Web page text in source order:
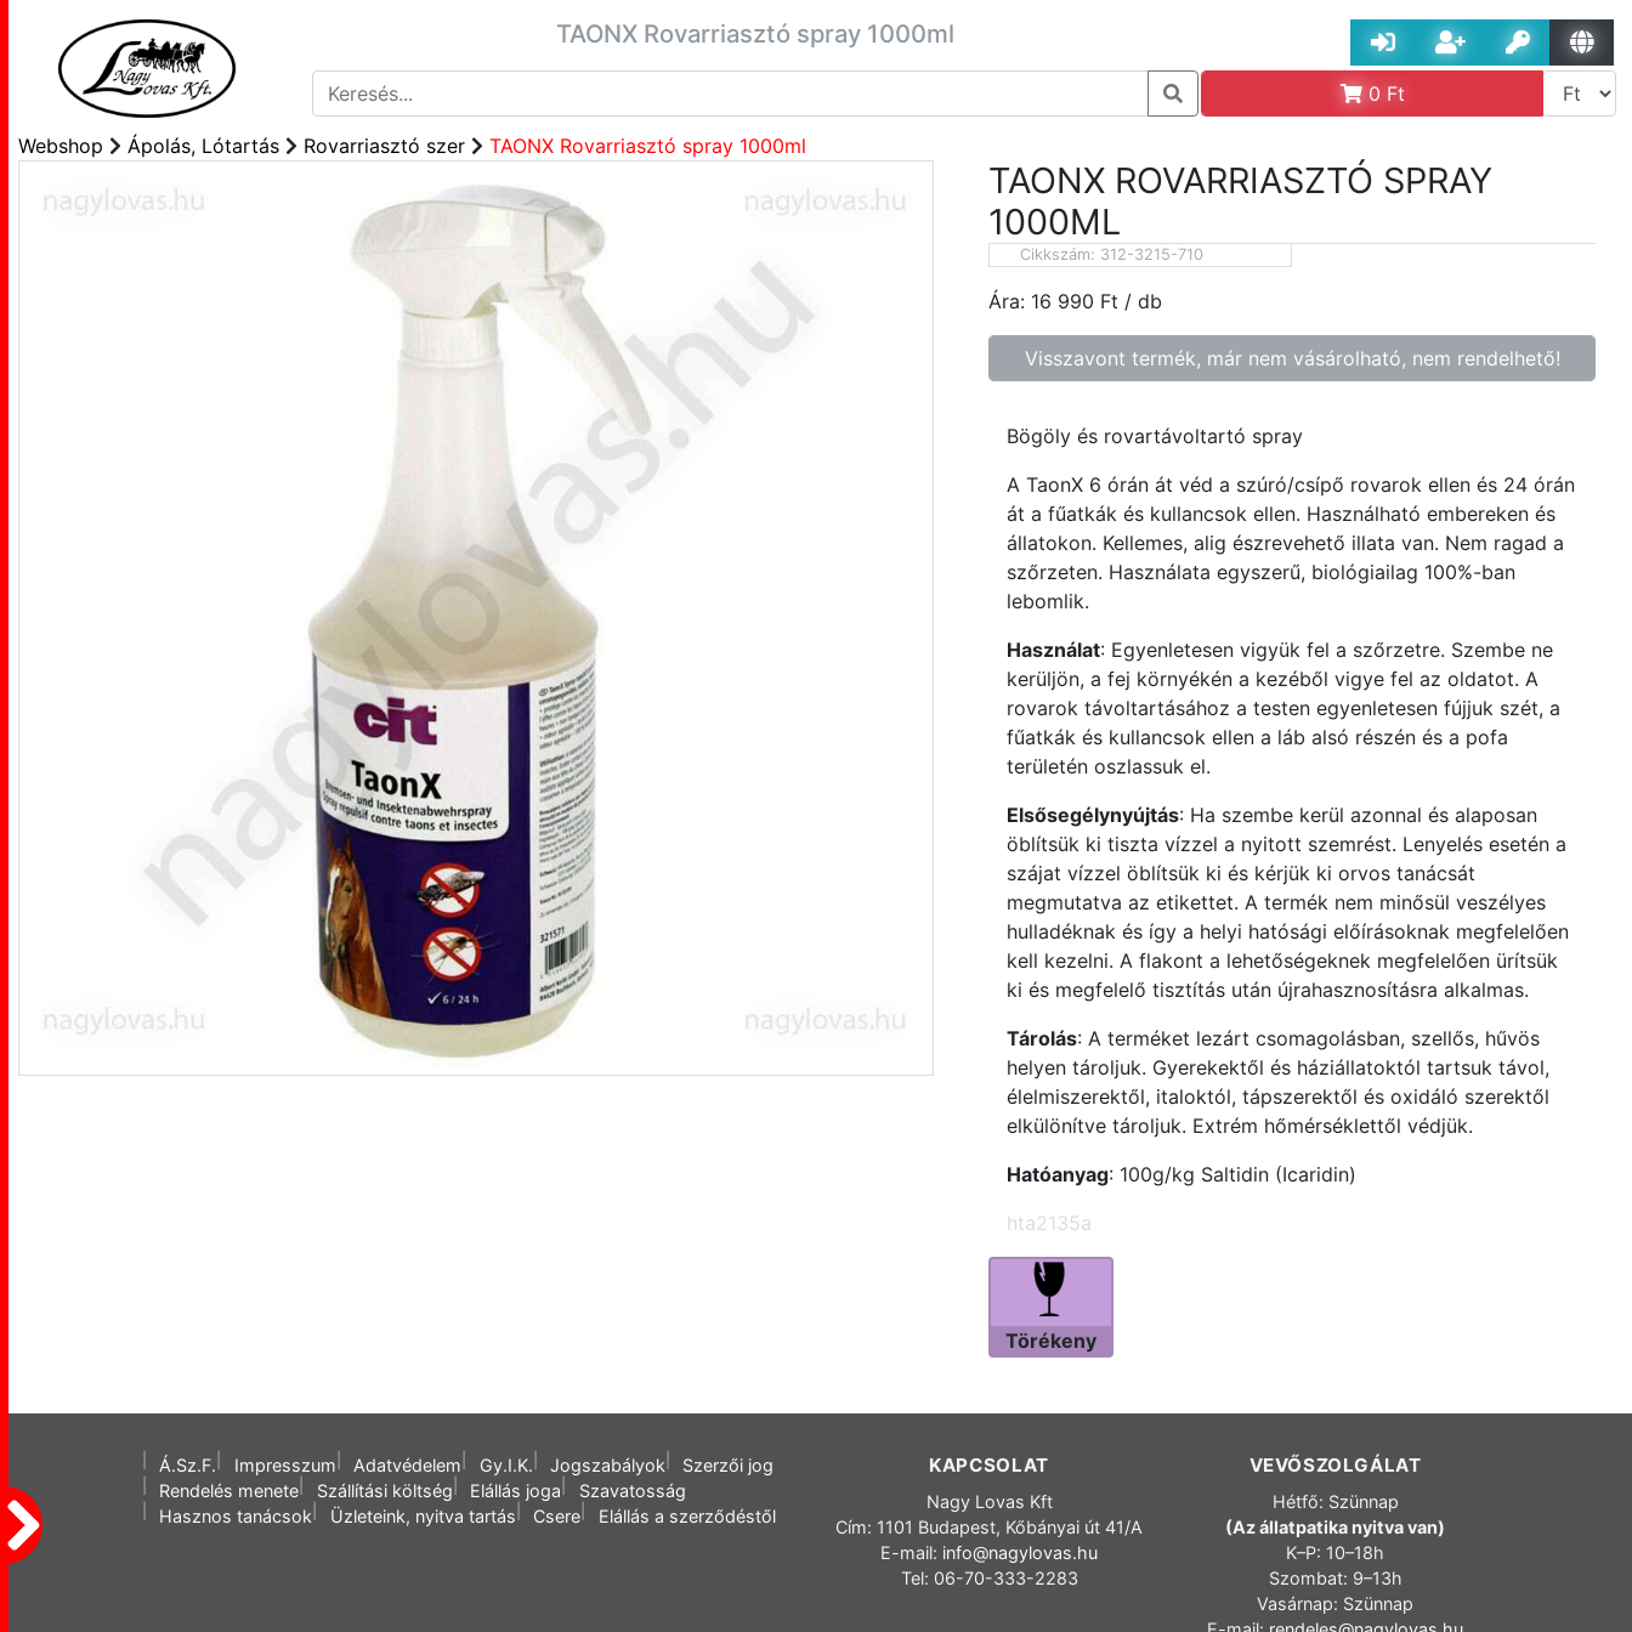
TAONX Rovarriasztó spray 1000ml
0 Ft
Webshop Ápolás, Lótartás Rovarriasztó szer TAONX Rovarriasztó spray 1000ml
TAONX ROVARRIASZTÓ SPRAY
1000ML
Cikkszám: 312-3215-710
Ára: 16 990 Ft / db
Visszavont termék, már nem vásárolható, nem rendelhető!
Bögöly és rovartávoltartó spray
A TaonX 6 órán át véd a szúró/csípő rovarok ellen és 24 órán
át a fűatkák és kullancsok ellen. Használható embereken és
állatokon. Kellemes, alig észrevehető illata van. Nem ragad a
szőrzeten. Használata egyszerű, biológiailag 100%-ban
lebomlik.
Használat: Egyenletesen vigyük fel a szőrzetre. Szembe ne
kerüljön, a fej környékén a kezéből vigye fel az oldatot. A
rovarok távoltartásához a testen egyenletesen fújjuk szét, a
fűatkák és kullancsok ellen a láb alsó részén és a pofa
területén oszlassuk el.
Elsősegélynyújtás: Ha szembe kerül azonnal és alaposan
öblítsük ki tiszta vízzel a nyitott szemrést. Lenyelés esetén a
szájat vízzel öblítsük ki és kérjük ki orvos tanácsát
megmutatva az etikettet. A termék nem minősül veszélyes
hulladéknak és így a helyi hatósági előírásoknak megfelelően
kell kezelni. A flakont a lehetőségeknek megfelelően ürítsük
ki és megfelelő tisztítás után újrahasznosításra alkalmas.
Tárolás: A terméket lezárt csomagolásban, szellős, hűvös
helyen tároljuk. Gyerekektől és háziállatoktól tartsuk távol,
élelmiszerektől, italoktól, tápszerektől és oxidáló szerektől
elkülönítve tároljuk. Extrém hőmérséklettől védjük.
Hatóanyag: 100g/kg Saltidin (Icaridin)
hta2135a
Törékeny
Á.Sz.F. Impresszum Adatvédelem Gy.I.K. Jogszabályok
Szerzői jog
Rendelés menete
Szállítási költség Elállás joga
Szavatosság
Hasznos tanácsok
Üzleteink, nyitva tartás Csere Elállás a szerződéstől
KAPCSOLAT
Nagy Lovas Kft
Cím: 1101 Budapest, Kőbányai út 41/A
E-mail: info@nagylovas.hu
Tel: 06-70-333-2283
VEVŐSZOLGÁLAT
Hétfő: Szünnap
(Az állatpatika nyitva van)
K–P: 10–18h
Szombat: 9–13h
Vasárnap: Szünnap